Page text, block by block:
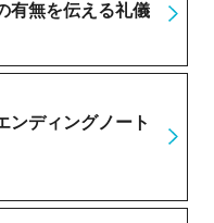
有無を伝える礼儀
ンディングノート